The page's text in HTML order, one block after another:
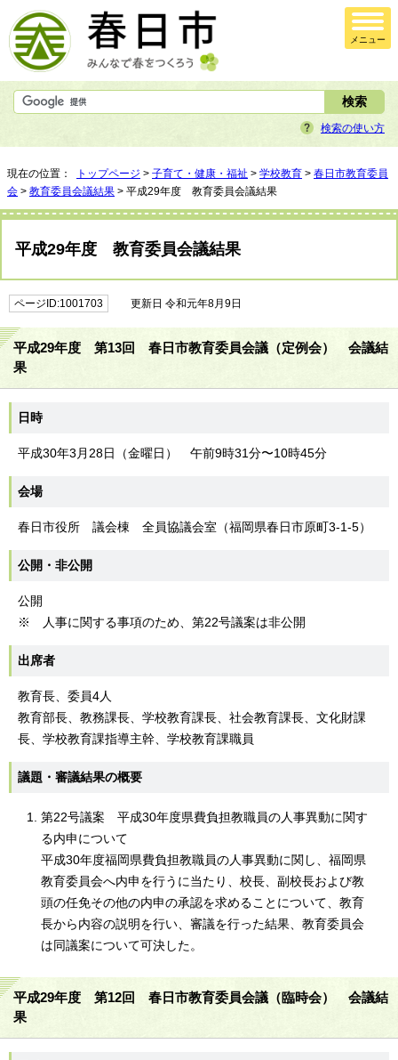
メニュー
検索の使い方
現在の位置： トップページ > 子育て・健康・福祉 > 学校教育 > 春日市教育委員
会 > 教育委員会議結果 > 平成29年度 教育委員会議結果
平成29年度 教育委員会議結果
ページID:1001703 更新日 令和元年8月9日
平成29年度 第13回 春日市教育委員会議（定例会） 会議結
果
日時
平成30年3月28日（金曜日） 午前9時31分〜10時45分
会場
春日市役所 議会棟 全員協議会室（福岡県春日市原町3-1-5）
公開・非公開
公開
※ 人事に関する事項のため、第22号議案は非公開
出席者
教育長、委員4人
教育部長、教務課長、学校教育課長、社会教育課長、文化財課
長、学校教育課指導主幹、学校教育課職員
議題・審議結果の概要
第22号議案 平成30年度県費負担教職員の人事異動に関す
る内申について
平成30年度福岡県費負担教職員の人事異動に関し、福岡県
教育委員会へ内申を行うに当たり、校長、副校長および教
頭の任免その他の内申の承認を求めることについて、教育
長から内容の説明を行い、審議を行った結果、教育委員会
は同議案について可決した。
平成29年度 第12回 春日市教育委員会議（臨時会） 会議結
果